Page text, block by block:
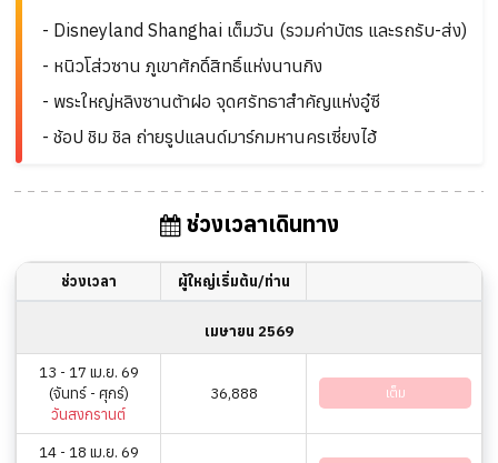
- Disneyland Shanghai เต็มวัน (รวมค่าบัตร และรถรับ-ส่ง)
- หนิวโส่วซาน ภูเขาศักดิ์สิทธิ์แห่งนานกิง
- พระใหญ่หลิงซานต้าฝอ จุดศรัทธาสำคัญแห่งอู๋ซี
- ช้อป ชิม ชิล ถ่ายรูปแลนด์มาร์กมหานครเซี่ยงไฮ้
ช่วงเวลาเดินทาง
ช่วงเวลา ผู้ใหญ่เริ่มต้น/ท่าน
เมษายน 2569
13 - 17 เม.ย. 69
(จันทร์ - ศุกร์)
วันสงกรานต์
36,888 เต็ม
14 - 18 เม.ย. 69